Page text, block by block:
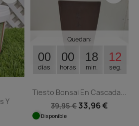
Y
Quedan:
00
días
00
horas
18
min.
12
seg.
Tiesto Bonsai En Cascada...
39,95 €33,96 €
Disponible